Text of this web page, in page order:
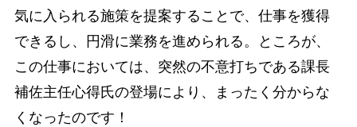
気に入られる施策を提案することで、仕事を獲得
できるし、円滑に業務を進められる。ところが、
この仕事においては、突然の不意打ちである課長
補佐主任心得氏の登場により、まったく分からな
くなったのです！